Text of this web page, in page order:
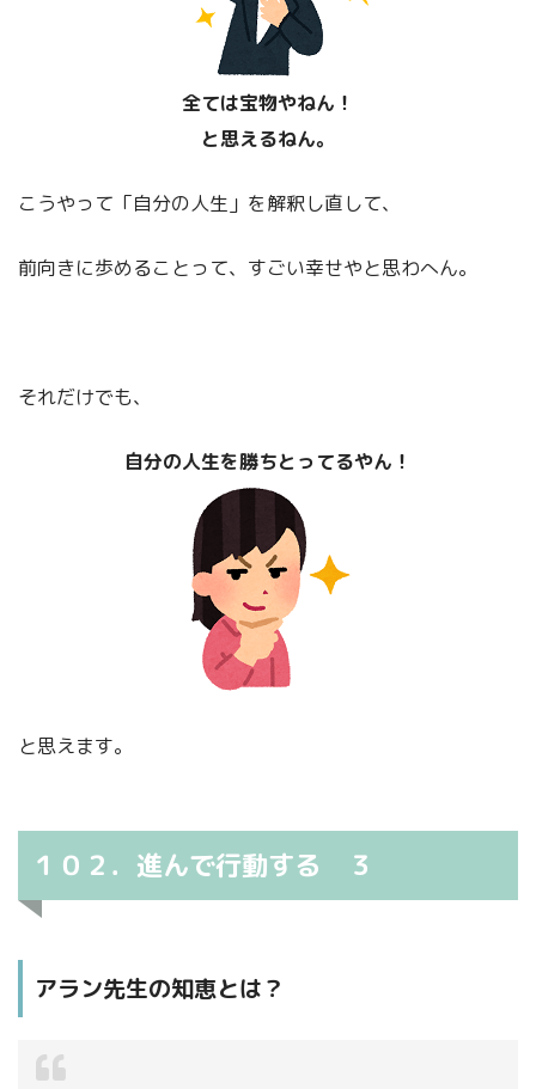
全ては宝物やねん！
と思えるねん。
こうやって「自分の人生」を解釈し直して、
前向きに歩めることって、すごい幸せやと思わへん。
それだけでも、
自分の人生を勝ちとってるやん！
と思えます。
１０２．進んで行動する ３
アラン先生の知恵とは？